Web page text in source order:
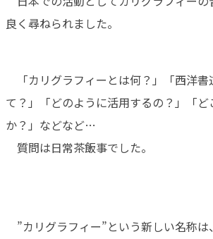
良く尋ねられました。
「カリグラフィーとは何？」「西洋書
て？」「どのように活用するの？」「
か？」などなど…
質問は日常茶飯事でした。
”カリグラフィー”という新しい名称は